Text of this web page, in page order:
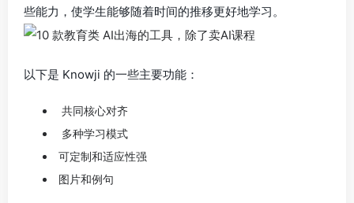
些能力，使学生能够随着时间的推移更好地学习。
以下是 Knowji 的一些主要功能：
共同核心对齐
多种学习模式
可定制和适应性强
图片和例句